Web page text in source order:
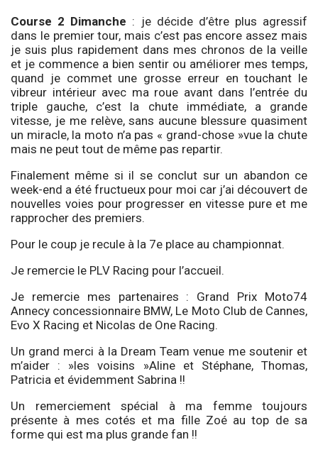
Course 2 Dimanche : je décide d’être plus agressif
dans le premier tour, mais c’est pas encore assez mais
je suis plus rapidement dans mes chronos de la veille
et je commence a bien sentir ou améliorer mes temps,
quand je commet une grosse erreur en touchant le
vibreur intérieur avec ma roue avant dans l’entrée du
triple gauche, c’est la chute immédiate, a grande
vitesse, je me relève, sans aucune blessure quasiment
un miracle, la moto n’a pas « grand-chose »vue la chute
mais ne peut tout de même pas repartir.
Finalement même si il se conclut sur un abandon ce
week-end a été fructueux pour moi car j’ai découvert de
nouvelles voies pour progresser en vitesse pure et me
rapprocher des premiers.
Pour le coup je recule à la 7e place au championnat.
Je remercie le PLV Racing pour l’accueil.
Je remercie mes partenaires : Grand Prix Moto74
Annecy concessionnaire BMW, Le Moto Club de Cannes,
Evo X Racing et Nicolas de One Racing.
Un grand merci à la Dream Team venue me soutenir et
m’aider : »les voisins »Aline et Stéphane, Thomas,
Patricia et évidemment Sabrina !!
Un remerciement spécial à ma femme toujours
présente à mes cotés et ma fille Zoé au top de sa
forme qui est ma plus grande fan !!